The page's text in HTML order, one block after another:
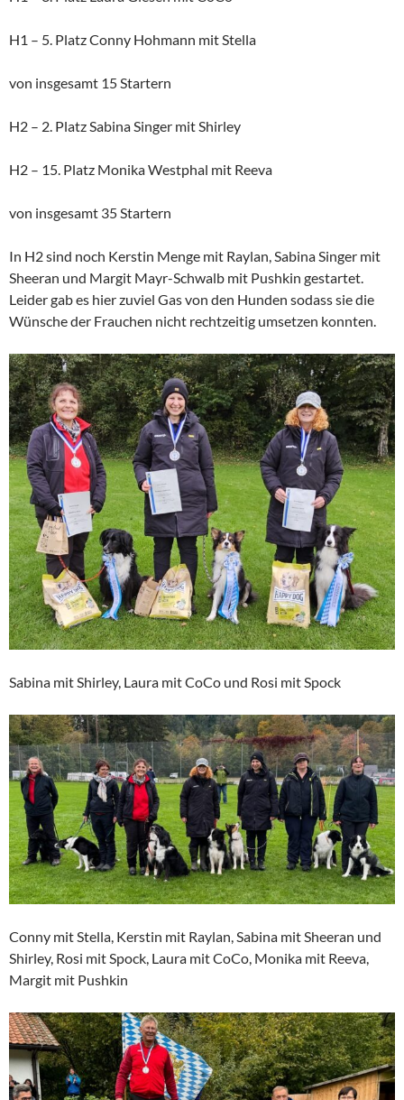
H1 – 5. Platz Conny Hohmann mit Stella
von insgesamt 15 Startern
H2 – 2. Platz Sabina Singer mit Shirley
H2 – 15. Platz Monika Westphal mit Reeva
von insgesamt 35 Startern
In H2 sind noch Kerstin Menge mit Raylan, Sabina Singer mit
Sheeran und Margit Mayr-Schwalb mit Pushkin gestartet.
Leider gab es hier zuviel Gas von den Hunden sodass sie die
Wünsche der Frauchen nicht rechtzeitig umsetzen konnten.
Sabina mit Shirley, Laura mit CoCo und Rosi mit Spock
Conny mit Stella, Kerstin mit Raylan, Sabina mit Sheeran und
Shirley, Rosi mit Spock, Laura mit CoCo, Monika mit Reeva,
Margit mit Pushkin